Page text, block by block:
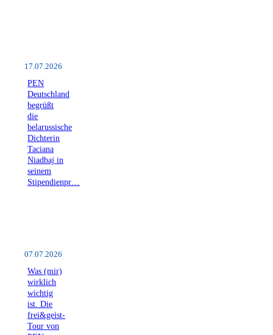
17.07.2026
PEN
Deutschland
begrüßt
die
belarussische
Dichterin
Taciana
Niadbaj in
seinem
Stipendienpr…
07.07.2026
Was (mir)
wirklich
wichtig
ist. Die
frei&geist-
Tour von